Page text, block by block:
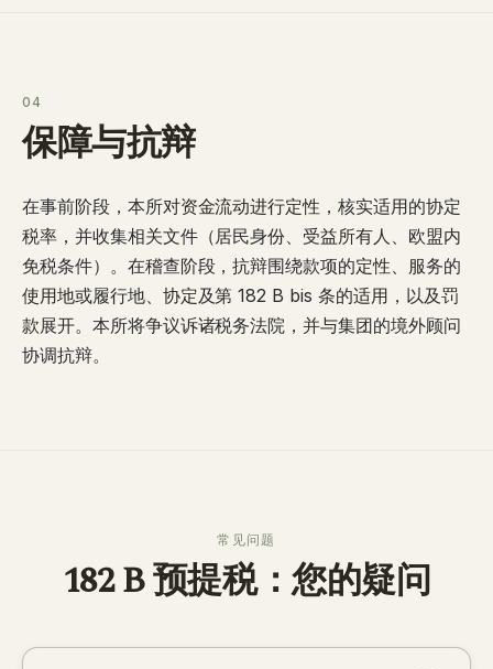
04
保障与抗辩
在事前阶段，本所对资金流动进行定性 ，核实适用的协定
税率，并收集相关文件（居民身份、受益所有人、欧盟内
免税条件）。在稽查阶段，抗辩围绕款项的定性、服务的
使用地或履行地、 协定及第 182 B bis 条的适用 ，以及罚
款展开。本所将争议诉诸税务法院，并与集团的境外顾问
协调抗辩。
常见问题
182 B 预提税：您的疑问